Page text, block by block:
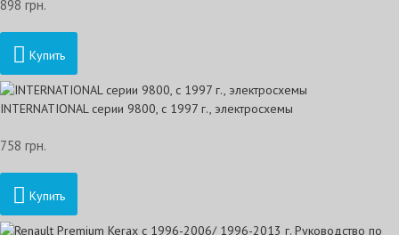
898 грн.
Купить
INTERNATIONAL серии 9800, с 1997 г., электросхемы
758 грн.
Купить